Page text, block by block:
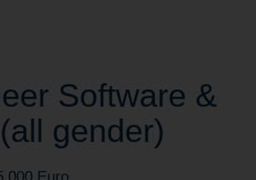
Software &
gender)
Euro